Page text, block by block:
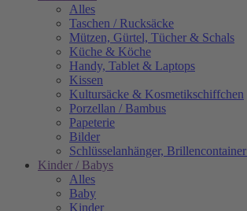
Alles
Taschen / Rucksäcke
Mützen, Gürtel, Tücher & Schals
Küche & Köche
Handy, Tablet & Laptops
Kissen
Kultursäcke & Kosmetikschiffchen
Porzellan / Bambus
Papeterie
Bilder
Schlüsselanhänger,
Kinder / Babys
Alles
Baby
Kinder